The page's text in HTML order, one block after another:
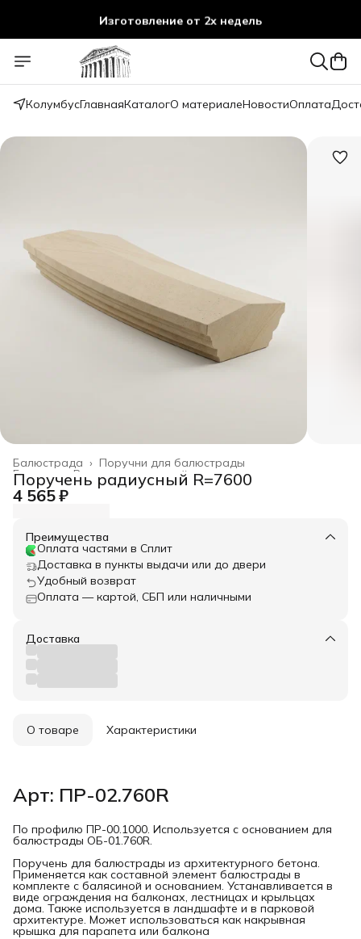
Изготовление от 2х недель
КолумбусГлавнаяКаталогО материалеНовостиОплата
Поручни для балюстрады
Балюстрада ›
Весь архитектурный декор ›
Главная ›
Поручень радиусный R=7600
4 565 ₽
Преимущества
Оплата частями в Сплит
Доставка в пункты выдачи или до двери
Удобный возврат
Оплата — картой, СБП или наличными
Доставка
О товаре Характеристики
Арт: ПР-02.760R
По профилю ПР-00.1000. Используется с основанием для
балюстрады ОБ-01.760R.
Поручень для балюстрады из архитектурного бетона.
Применяется как составной элемент балюстрады в
комплекте с балясиной и основанием. Устанавливается в
виде ограждения на балконах, лестницах и крыльцах
дома. Также используется в ландшафте и в парковой
архитектуре. Может использоваться как накрывная
крышка для парапета или балкона